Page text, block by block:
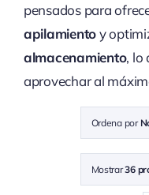
pensados para
apilamientoy
almacenamiento, lo
aprovechar al
Ordena por
Mostrar36